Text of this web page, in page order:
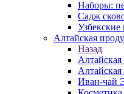
Наборы:
Садж
Алтайская
Назад
Алтайская
Иван-чай